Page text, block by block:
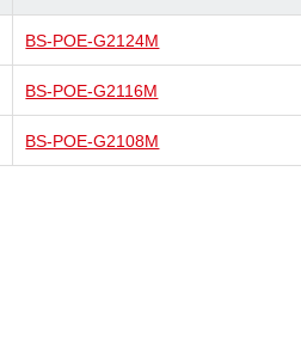
BS-POE-G2124M
BS-POE-G2116M
BS-POE-G2108M